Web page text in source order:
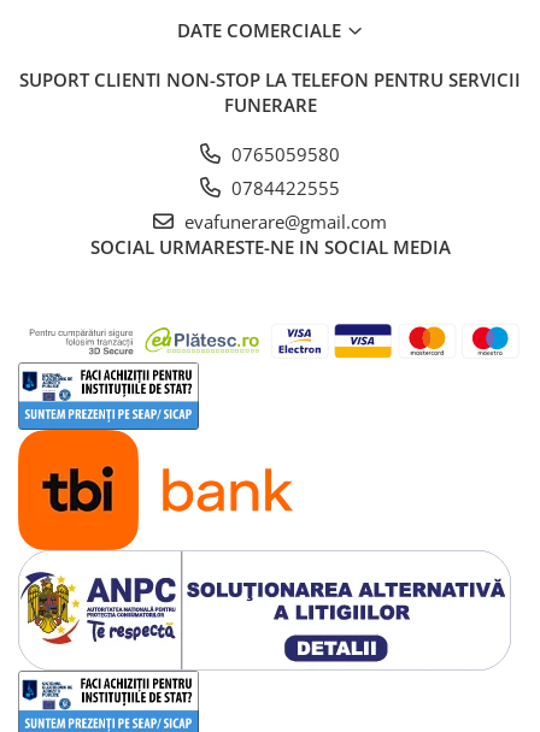
DATE COMERCIALE
SUPORT CLIENTI NON-STOP LA TELEFON PENTRU SERVICII
FUNERARE
0765059580
0784422555
evafunerare@gmail.com
SOCIAL URMARESTE-NE IN SOCIAL MEDIA